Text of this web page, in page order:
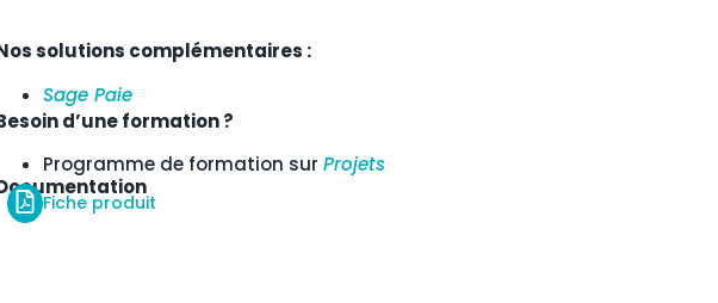
solutions complémentaires :
Sage Paie
d’une formation ?
Programme de formation sur Projets
Fiche produit